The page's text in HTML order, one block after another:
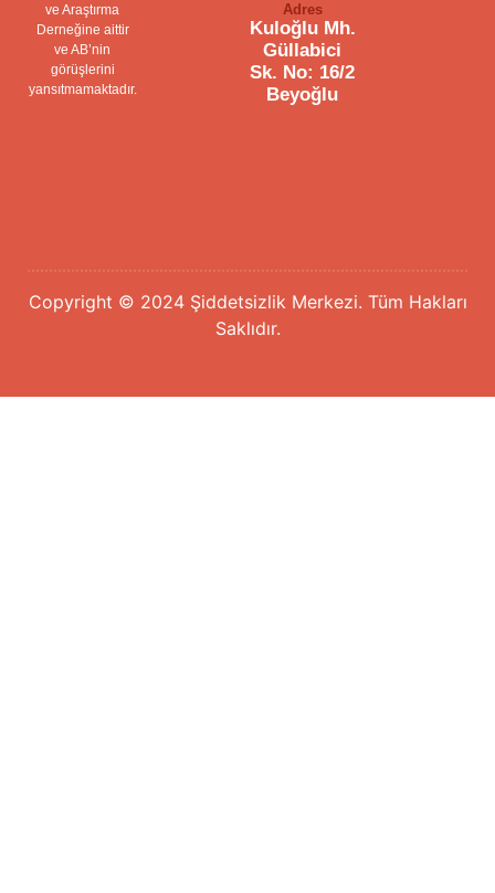
ve Araştırma
Derneğine aittir
ve AB’nin
görüşlerini
yansıtmamaktadır.
Adres
Kuloğlu Mh.
Güllabici
Sk. No: 16/2
Beyoğlu
Copyright © 2024 Şiddetsizlik Merkezi. Tüm Hakları
Saklıdır.